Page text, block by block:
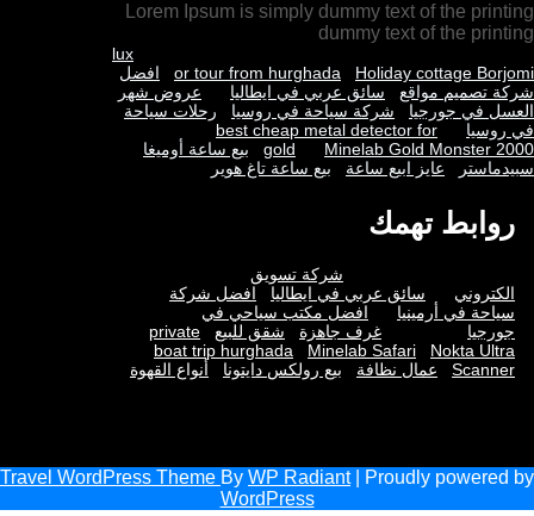
Lorem Ipsum is simply dummy text of the printing
dummy text of the printing
lux
or tour from hurghada
Holiday cottage Borjomi
افضل
شركة تصميم مواقع
سائق عربي في ايطاليا
عروض شهر
العسل في جورجيا
شركة سياحة في روسيا
رحلات سياحة
في روسيا
best cheap metal detector for
gold
Minelab Gold Monster 2000
بيع ساعة أوميغا
سبيدماستر
عايز ابيع ساعة بيع ساعة تاغ هوير
روابط تهمك
شركة تسويق
الكتروني
سائق عربي في ايطاليا
افضل شركة
سياحة في أرمينيا
افضل مكتب سياحي في
جورجيا
غرف جاهزة شقق للبيع
private
boat trip hurghada
Minelab Safari
Nokta Ultra
Scanner
عمال نظافة بيع رولكس دايتونا أنواع القهوة
Travel WordPress Theme By WP Radiant| Proudly powered by
WordPress